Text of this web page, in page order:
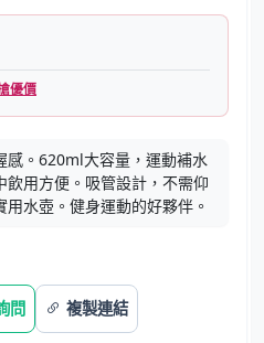
優價
感。620ml大容量，運動補水
飲用方便。吸管設計，不需仰
水壺。健身運動的好夥伴。
問 複製連結